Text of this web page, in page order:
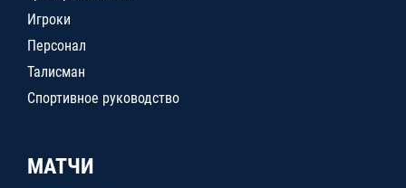
Игроки
Персонал
Талисман
Спортивное руководство
МАТЧИ